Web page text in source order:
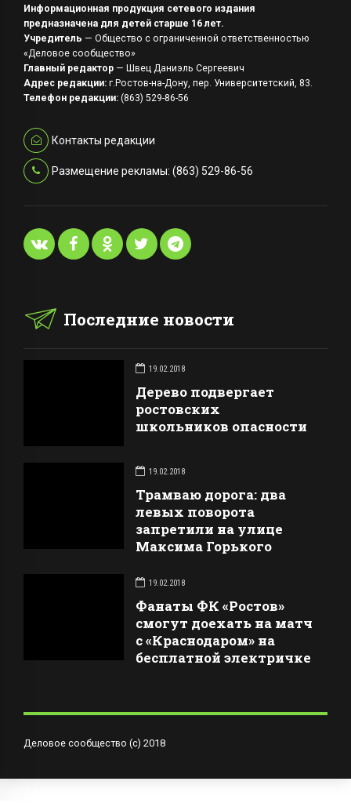
Информационная продукция сетевого издания
предназначена для детей старше 16 лет.
Учредитель — Общество с ограниченной ответственностью
«Деловое сообщество»
Главный редактор — Швец Даниэль Сергеевич
Адрес редакции: г.Ростов-на-Дону, пер. Университетский, 83.
Телефон редакции: (863) 529-86-56
Контакты редакции
Размещение рекламы: (863) 529-86-56
Последние новости
19.02.2018
Дерево подвергает
ростовских
школьников опасности
19.02.2018
Трамваю дорога: два
левых поворота
запретили на улице
Максима Горького
19.02.2018
Фанаты ФК «Ростов»
смогут доехать на матч
с «Краснодаром» на
бесплатной электричке
Деловое сообщество (с) 2018